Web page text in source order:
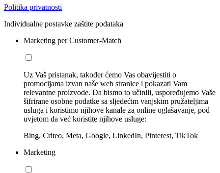
Politika privatnosti
Individualne postavke zaštite podataka
Marketing per Customer-Match
Uz Vaš pristanak, također ćemo Vas obavijestiti o
promocijama izvan naše web stranice i pokazati Vam
relevantne proizvode. Da bismo to učinili, uspoređujemo Vaše
šifrirane osobne podatke sa sljedećim vanjskim pružateljima
usluga i koristimo njihove kanale za online oglašavanje, pod
uvjetom da već koristite njihove usluge:
Bing, Criteo, Meta, Google, LinkedIn, Pinterest, TikTok
Marketing